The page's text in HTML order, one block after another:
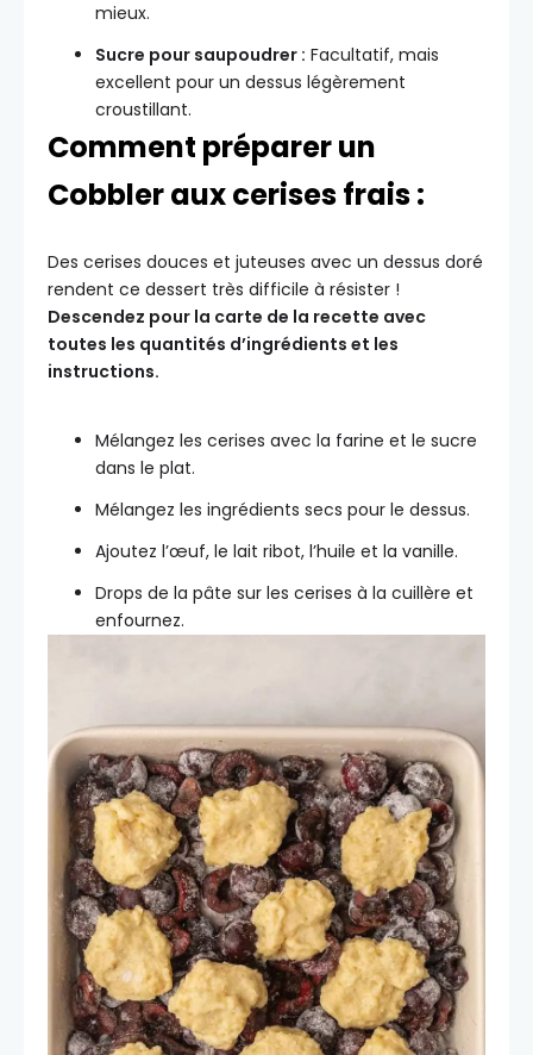
mieux.
Sucre pour saupoudrer : Facultatif, mais
excellent pour un dessus légèrement
croustillant.
Comment préparer un
Cobbler aux cerises frais :
Des cerises douces et juteuses avec un dessus doré
rendent ce dessert très difficile à résister !
Descendez pour la carte de la recette avec
toutes les quantités d’ingrédients et les
instructions.
Mélangez les cerises avec la farine et le sucre
dans le plat.
Mélangez les ingrédients secs pour le dessus.
Ajoutez l’œuf, le lait ribot, l’huile et la vanille.
Drops de la pâte sur les cerises à la cuillère et
enfournez.